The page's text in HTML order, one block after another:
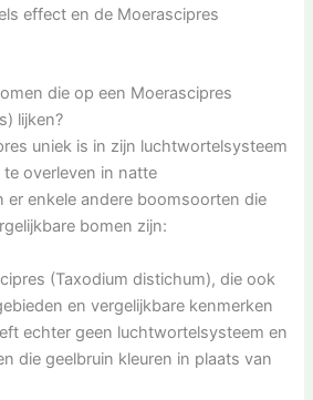
effect en de Moerascipres
die op een Moerascipres
lijken?
uniek is in zijn luchtwortelsysteem
overleven in natte
er enkele andere boomsoorten die
bomen zijn:
(Taxodium distichum), die ook
en vergelijkbare kenmerken
echter geen luchtwortelsysteem en
die geelbruin kleuren in plaats van